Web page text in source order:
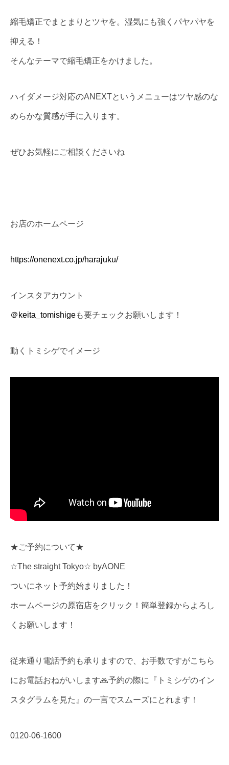
縮毛矯正でまとまりとツヤを。湿気にも強くパヤパヤを
抑える！
そんなテーマで縮毛矯正をかけました。
ハイダメージ対応のANEXTというメニューはツヤ感のな
めらかな質感が手に入ります。
ぜひお気軽にご相談くださいね
お店のホームページ
https://onenext.co.jp/harajuku/
インスタアカウント
＠keita_tomishigeも要チェックお願いします！
動くトミシゲでイメージ
★ご予約について★
☆The straight Tokyo☆ byAONE
ついにネット予約始まりました！
ホームページの原宿店をクリック！簡単登録からよろし
くお願いします！
従来通り電話予約も承りますので、お手数ですがこちら
にお電話おねがいします🙏予約の際に『トミシゲのイン
スタグラムを見た』の一言でスムーズにとれます！
0120-06-1600